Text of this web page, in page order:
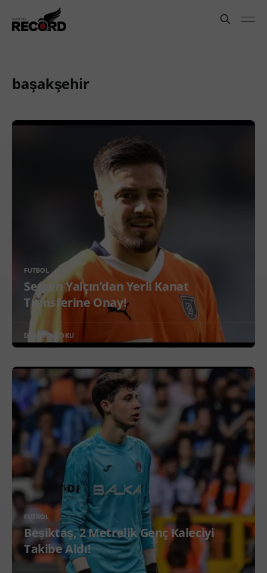
başakşehir
FUTBOL
Sergen Yalçın’dan Yerli Kanat
Transferine Onay!
DEVAMINI OKU
FUTBOL
Beşiktaş, 2 Metrelik Genç Kaleciyi
Takibe Aldı!